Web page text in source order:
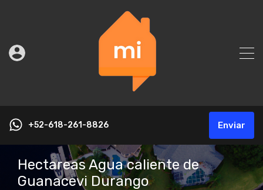
+52-618-261-8826 Enviar
Hectareas Agua caliente de
Guanacevi Durango